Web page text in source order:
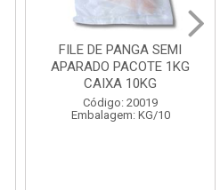
POLACA DESFIADA
PESCAMARES PCT5KG
CX10KG
Código: 20161
Embalagem: KG/10